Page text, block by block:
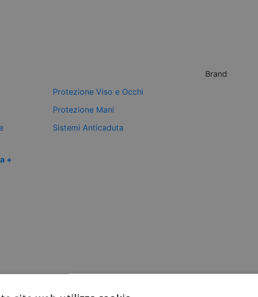
Protezione Viso e Occhi
Protezione Mani
Sistemi Anticaduta
+
Brand